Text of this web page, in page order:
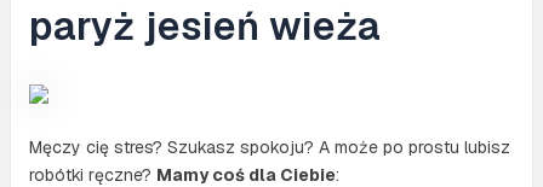
Kompletny
mozaika
+
paryż jesień wieża
Męczy cię stres? Szukasz spokoju? A może po prostu lubisz
robótki ręczne? Mamy coś dla Ciebie: